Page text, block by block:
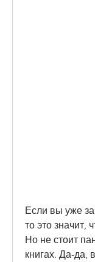
Если вы уже
то это значит,
Но не стоит
книгах. Да-да,